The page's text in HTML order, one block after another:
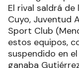
El rival saldrá de
Cuyo, Juventud
Sport Club
estos equipos,
suspendido en
ganaba